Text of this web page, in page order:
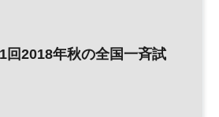
2018年秋の全国一斉試